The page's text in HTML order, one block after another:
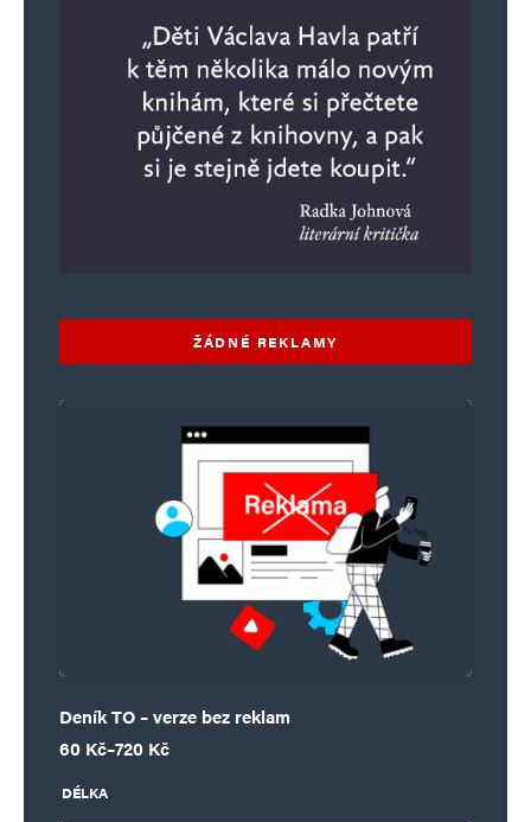
ŽÁDNÉ REKLAMY
Deník TO – verze bez reklam
60 Kč–720 Kč
Rozpětí cen: 60 Kč až 720 Kč
DÉLKA